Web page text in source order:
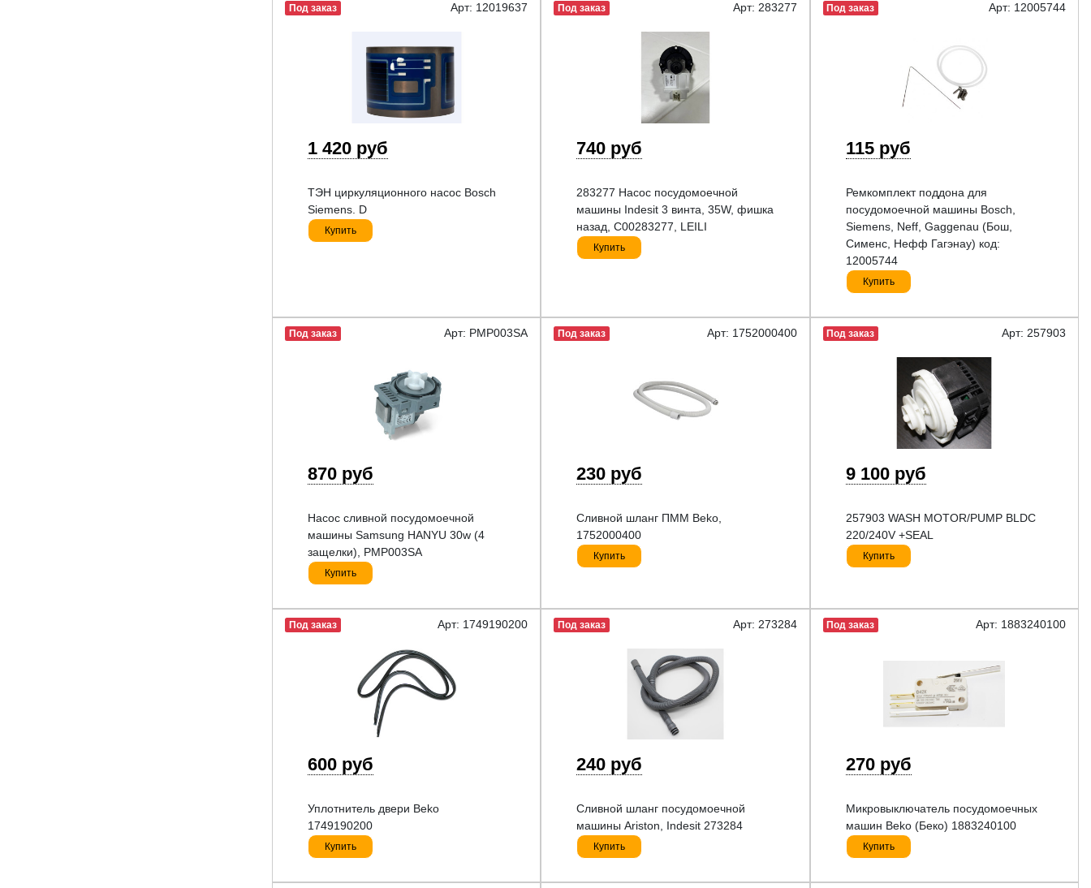
Под заказ Арт: 12019637
1 420 руб
ТЭН циркуляционного насос Bosch
Siemens. D
Купить
Под заказ Арт: 283277
740 руб
283277 Насос посудомоечной
машины Indesit 3 винта, 35W, фишка
назад, C00283277, LEILI
Купить
Под заказ Арт: 12005744
115 руб
Ремкомплект поддона для
посудомоечной машины Bosch,
Siemens, Neff, Gaggenau (Бош,
Сименс, Нефф Гагэнау) код:
12005744
Купить
Под заказ Арт: PMP003SA
870 руб
Насос сливной посудомоечной
машины Samsung HANYU 30w (4
защелки), PMP003SA
Купить
Под заказ Арт: 1752000400
230 руб
Сливной шланг ПММ Beko,
1752000400
Купить
Под заказ Арт: 257903
9 100 руб
257903 WASH MOTOR/PUMP BLDC
220/240V +SEAL
Купить
Под заказ Арт: 1749190200
600 руб
Уплотнитель двери Beko
1749190200
Купить
Под заказ Арт: 273284
240 руб
Сливной шланг посудомоечной
машины Ariston, Indesit 273284
Купить
Под заказ Арт: 1883240100
270 руб
Микровыключатель посудомоечных
машин Beko (Беко) 1883240100
Купить